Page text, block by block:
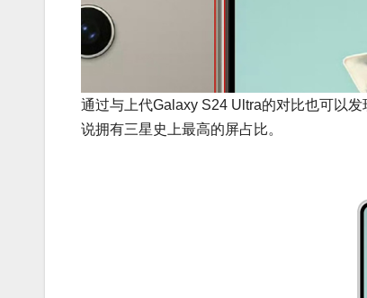
通过与上代Galaxy S24 Ultra的对比也可以
说拥有三星史上最高的屏占比。